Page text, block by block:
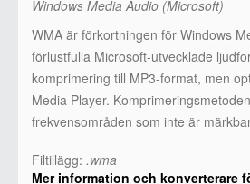
Windows Media Audio (Microsoft)
WMA är förkortningen för Windows
förlustfulla Microsoft-utvecklade
komprimering till MP3-format, men
Media Player.
frekvensområden som inte är
Filtillägg: .wma
Mer information och konverterare